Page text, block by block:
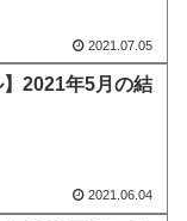
2021.07.05
】2021年5月の結
2021.06.04